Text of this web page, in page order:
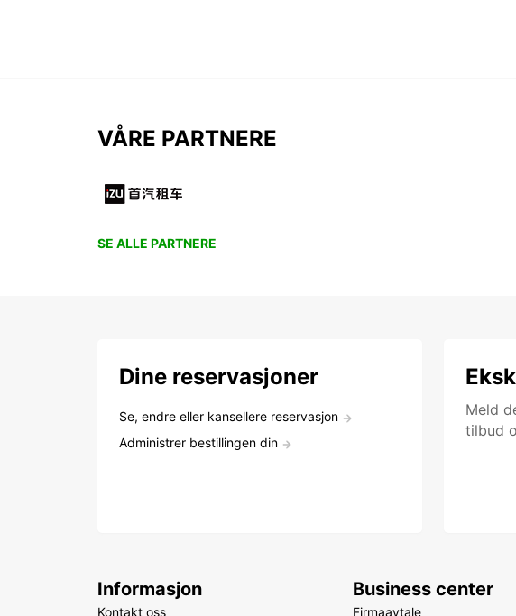
VÅRE PARTNERE
SE ALLE PARTNERE
Dine reservasjoner
Se, endre eller kansellere reservasjon
Administrer bestillingen din
Meld
tilbud
Informasjon
Kontakt oss
Business center
Firmaavtale